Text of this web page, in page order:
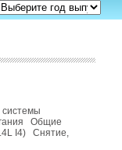
Общие
I4) Снятие,